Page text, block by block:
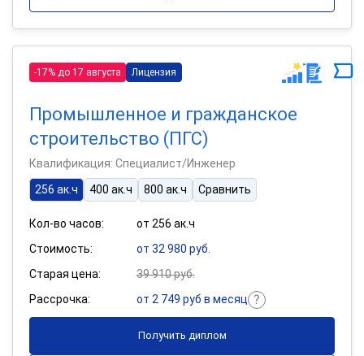
-17% до 17 августа Лицензия
Промышленное и гражданское
строительство (ПГС)
Квалификация: Специалист/Инженер
256 ак.ч
400 ак.ч 800 ак.ч Сравнить
Кол-во часов:
от 256 ак.ч
Стоимость:
от 32 980 руб.
Старая цена:
39 910 руб.
Рассрочка:
от 2 749 руб в месяц
Получить диплом